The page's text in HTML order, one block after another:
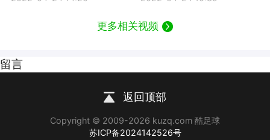
更多相关视频
留言
返回顶部
Copyright © 2009-2026 kuzq.com 酷足球
苏ICP备2024142526号